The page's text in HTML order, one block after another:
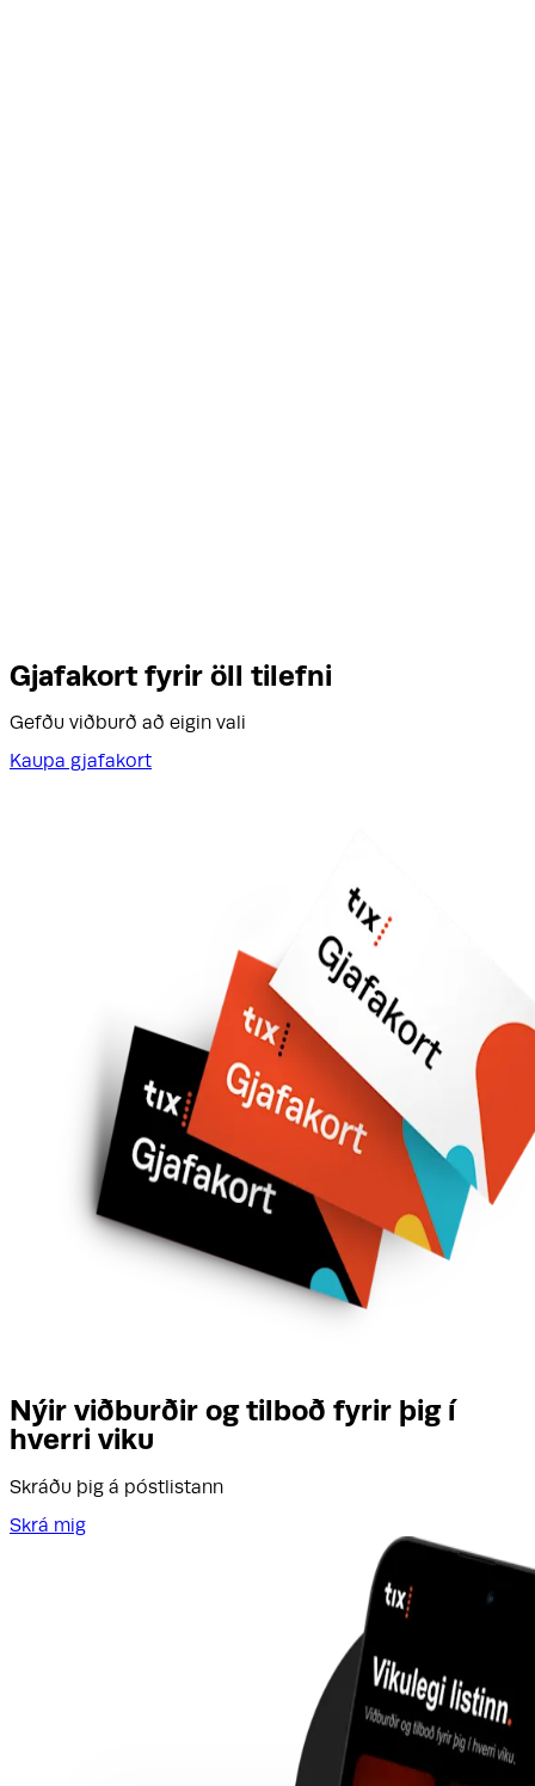
Gjafakort fyrir öll tilefni
Gefðu viðburð að eigin vali
Kaupa gjafakort
Nýir viðburðir og tilboð fyrir þig í
hverri viku
Skráðu þig á póstlistann
Skrá mig